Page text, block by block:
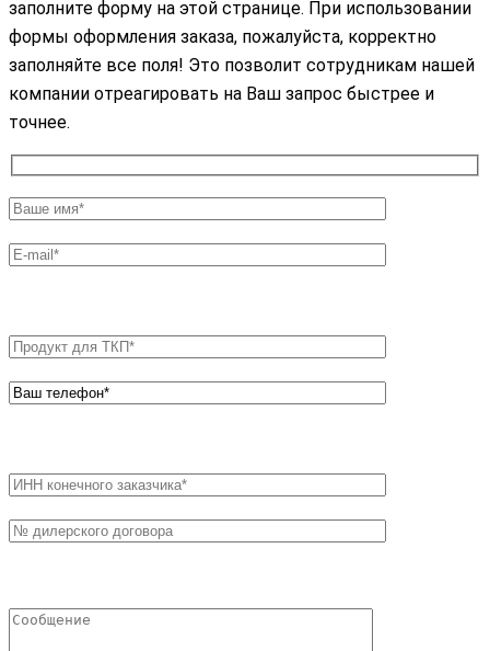
заполните форму на этой странице. При использовании
формы оформления заказа, пожалуйста, корректно
заполняйте все поля! Это позволит сотрудникам нашей
компании отреагировать на Ваш запрос быстрее и
точнее.